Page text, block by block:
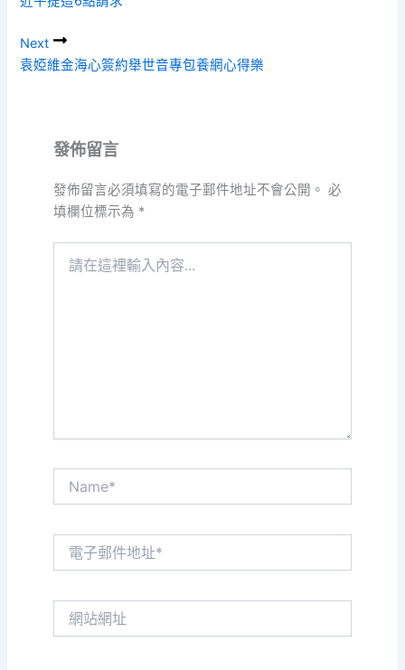
Next
袁婭維金海心簽約舉世音專包養網心得樂
發佈留言
發佈留言必須填寫的電子郵件地址不會公開。 必
填欄位標示為 *
址